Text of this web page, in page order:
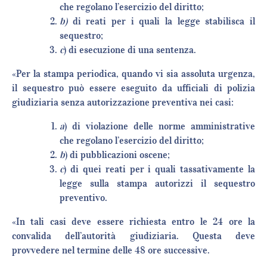
che regolano l’esercizio del diritto;
b)di reati per i quali la legge stabilisca il
sequestro;
c) di esecuzione di una sentenza.
«Per la stampa periodica, quando vi sia assoluta urgenza,
il sequestro può essere eseguito da ufficiali di polizia
giudiziaria senza autorizzazione preventiva nei casi:
a) di violazione delle norme amministrative
che regolano l’esercizio del diritto;
b) di pubblicazioni oscene;
c) di quei reati per i quali tassativamente la
legge sulla stampa autorizzi il sequestro
preventivo.
«In tali casi deve essere richiesta entro le 24 ore la
convalida dell’autorità giudiziaria. Questa deve
provvedere nel termine delle 48 ore successive.